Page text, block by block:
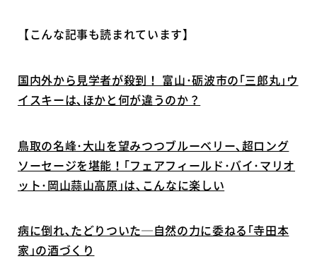
【こんな記事も読まれています】
国内外から見学者が殺到！ 富山･砺波市の｢三郎丸｣ウ
イスキーは､ほかと何が違うのか？
鳥取の名峰･大山を望みつつブルーベリー､超ロング
ソーセージを堪能！｢フェアフィールド･バイ･マリオ
ット･岡山蒜山高原｣は､こんなに楽しい
病に倒れ､たどりついた─自然の力に委ねる｢寺田本
家｣の酒づくり